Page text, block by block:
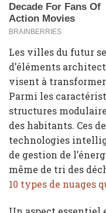
Les villes du futur
d’éléments
visent à
Parmi les
structures
des habitants. Ces
technologies
de gestion de
même de tri des
10 types de nuages